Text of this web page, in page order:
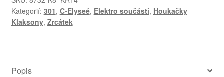
Kategorií: 301, C-Elyseé, Elektro součásti, Houkačky
Klaksony, Zrcátek
Popis